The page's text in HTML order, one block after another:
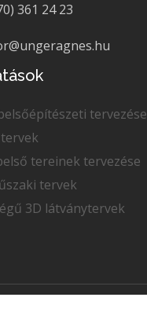
361 24 23
tervezése
tereinek tervezése
tervek
3D látványtervek